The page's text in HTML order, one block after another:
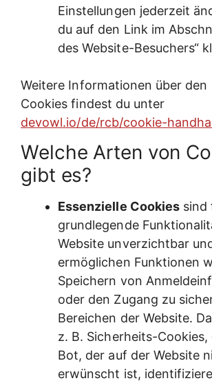
Einstellungen jederzeit
du auf den Link im
des Website-Besuchers“
Weitere Informationen über den
Cookies findest du unter
devowl.io/de/rcb/cookie-
Welche Arten von
gibt es?
Essenzielle Cookiessind
grundlegende
Website unverzichtbar
ermöglichen Funktionen
Speichern von
oder den Zugang zu
Bereichen der Website.
z. B. Sicherheits-Cookies,
Bot, der auf der Website
erwünscht ist,